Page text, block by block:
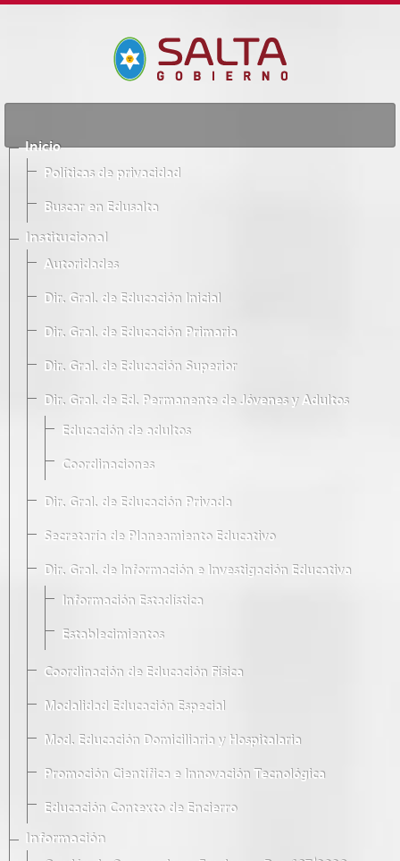
Inicio
Políticas de privacidad
Buscar en Edusalta
Institucional
Autoridades
Dir. Gral. de Educación Inicial
Dir. Gral. de Educación Primaria
Dir. Gral. de Educación Superior
Dir. Gral. de Ed. Permanente de Jóvenes y Adultos
Educación de adultos
Coordinaciones
Dir. Gral. de Educación Privada
Secretaría de Planeamiento Educativo
Dir. Gral. de Información e Investigación Educativa
Información Estadística
Establecimientos
Coordinación de Educación Física
Modalidad Educación Especial
Mod. Educación Domiciliaria y Hospitalaria
Promoción Científica e Innovación Tecnológica
Educación Contexto de Encierro
Información